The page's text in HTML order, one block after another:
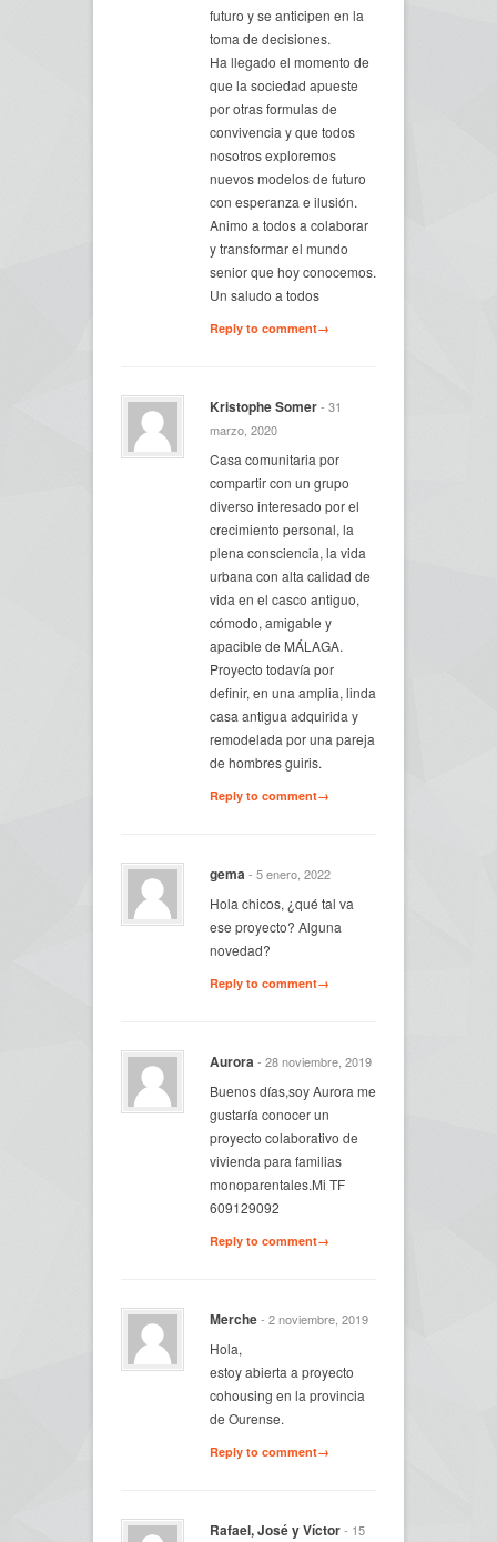
futuro y se anticipen en la
toma de decisiones.
Ha llegado el momento de
que la sociedad apueste
por otras formulas de
convivencia y que todos
nosotros exploremos
nuevos modelos de futuro
con esperanza e ilusión.
Animo a todos a colaborar
y transformar el mundo
senior que hoy conocemos.
Un saludo a todos
Reply to comment→
Kristophe Somer- 31
marzo, 2020
Casa comunitaria por
compartir con un grupo
diverso interesado por el
crecimiento personal, la
plena consciencia, la vida
urbana con alta calidad de
vida en el casco antiguo,
cómodo, amigable y
apacible de MÁLAGA.
Proyecto todavía por
definir, en una amplia, linda
casa antigua adquirida y
remodelada por una pareja
de hombres guiris.
Reply to comment→
gema- 5 enero, 2022
Hola chicos, ¿qué tal va
ese proyecto? Alguna
novedad?
Reply to comment→
Aurora- 28 noviembre, 2019
Buenos días,soy Aurora me
gustaría conocer un
proyecto colaborativo de
vivienda para familias
monoparentales.Mi TF
609129092
Reply to comment→
Merche- 2 noviembre, 2019
Hola,
estoy abierta a proyecto
cohousing en la provincia
de Ourense.
Reply to comment→
Rafael, José y Víctor- 15